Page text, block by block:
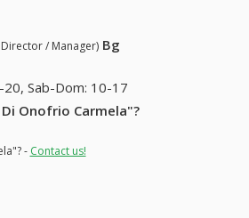
/ Manager) Bg
20, Sab-Dom: 10-17
Onofrio Carmela"?
- Contact us!